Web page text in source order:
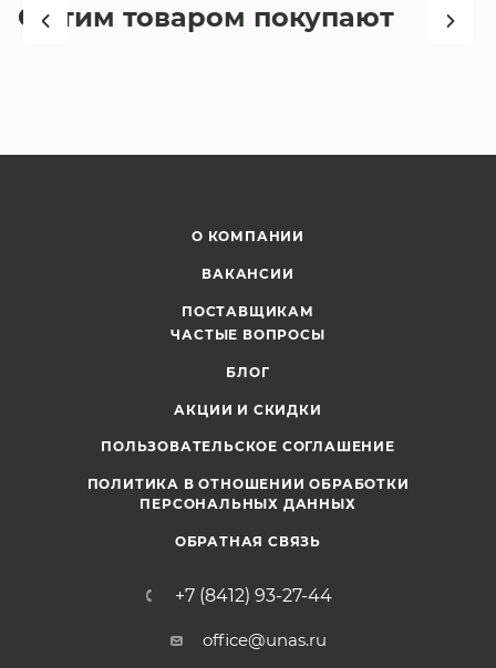
С этим товаром покупают
О КОМПАНИИ
ВАКАНСИИ
ПОСТАВЩИКАМ
ЧАСТЫЕ ВОПРОСЫ
БЛОГ
АКЦИИ И СКИДКИ
ПОЛЬЗОВАТЕЛЬСКОЕ СОГЛАШЕНИЕ
ПОЛИТИКА В ОТНОШЕНИИ ОБРАБОТКИ
ПЕРСОНАЛЬНЫХ ДАННЫХ
ОБРАТНАЯ СВЯЗЬ
+7 (8412) 93-27-44
office@unas.ru